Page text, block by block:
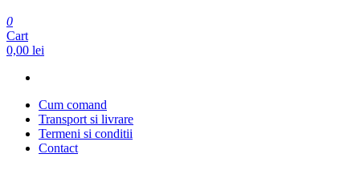
0
Cart
0,00 lei
Cum comand
Transport si livrare
Termeni si conditii
Contact